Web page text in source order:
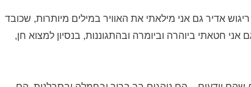
אדיר גם אני מילאתי את האוויר במילים מיותרות, שכובד
חטאתי ביוהרה וביומרה ובהתגוננות, בנסיון למצוא חן,